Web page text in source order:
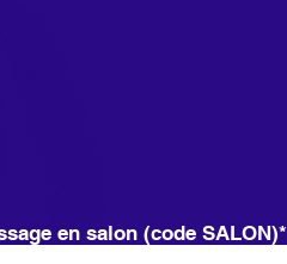
en salon (code SALON)*